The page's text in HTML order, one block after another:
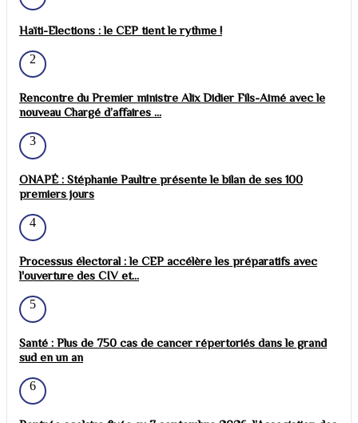
Haïti-Elections : le CEP tient le rythme !
2
Rencontre du Premier ministre Alix Didier Fils-Aimé avec le
nouveau Chargé d’affaires ...
3
ONAPÉ : Stéphanie Paultre présente le bilan de ses 100
premiers jours
4
Processus électoral : le CEP accélère les préparatifs avec
l'ouverture des CIV et...
5
Santé : Plus de 750 cas de cancer répertoriés dans le grand
sud en un an
6